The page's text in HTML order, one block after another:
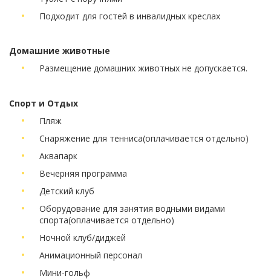
Подходит для гостей в инвалидных креслах
Домашние животные
Размещение домашних животных не допускается.
Спорт и Отдых
Пляж
Снаряжение для тенниса(оплачивается отдельно)
Аквапарк
Вечерняя программа
Детский клуб
Оборудование для занятия водными видами
спорта(оплачивается отдельно)
Ночной клуб/диджей
Анимационный персонал
Мини-гольф